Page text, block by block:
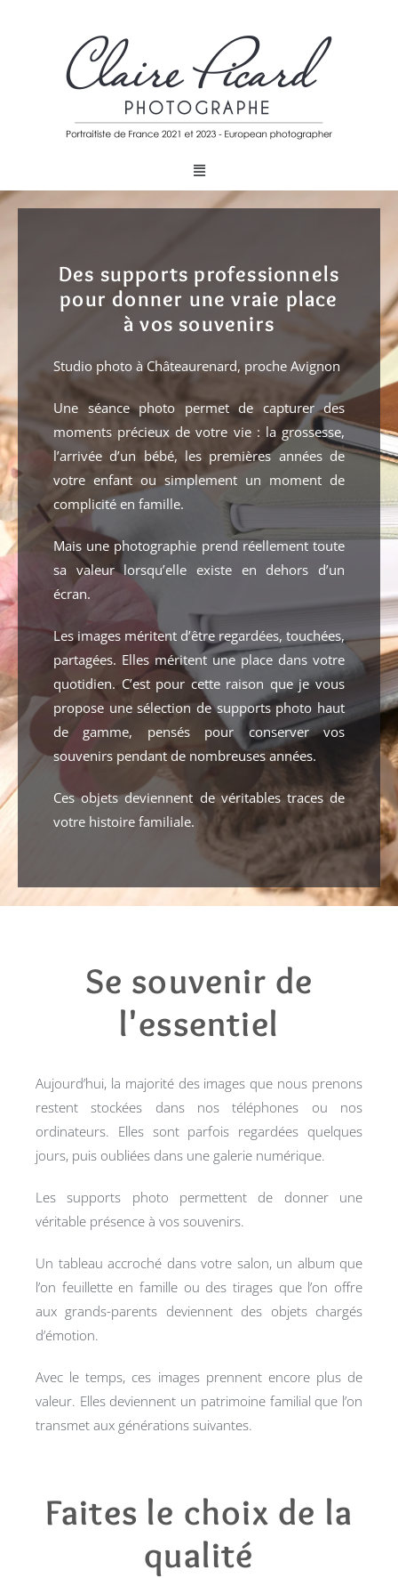
Des supports professionnels
pour donner une vraie place
à vos souvenirs
Studio photo à Châteaurenard, proche Avignon
Une séance photo permet de capturer des
moments précieux de votre vie : la grossesse,
l’arrivée d’un bébé, les premières années de
votre enfant ou simplement un moment de
complicité en famille.
Mais une photographie prend réellement toute
sa valeur lorsqu’elle existe en dehors d’un
écran.
Les images méritent d’être regardées, touchées,
partagées. Elles méritent une place dans votre
quotidien. C’est pour cette raison que je vous
propose une sélection de supports photo haut
de gamme, pensés pour conserver vos
souvenirs pendant de nombreuses années.
Ces objets deviennent de véritables traces de
votre histoire familiale.
Se souvenir de
l'essentiel
Aujourd’hui, la majorité des images que nous prenons
restent stockées dans nos téléphones ou nos
ordinateurs. Elles sont parfois regardées quelques
jours, puis oubliées dans une galerie numérique.
Les supports photo permettent de donner une
véritable présence à vos souvenirs.
Un tableau accroché dans votre salon, un album que
l’on feuillette en famille ou des tirages que l’on offre
aux grands-parents deviennent des objets chargés
d’émotion.
Avec le temps, ces images prennent encore plus de
valeur. Elles deviennent un patrimoine familial que l’on
transmet aux générations suivantes.
Faites le choix de la
qualité